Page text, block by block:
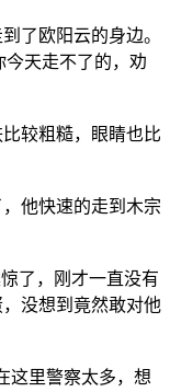
了欧阳云的身边。
今天走不了的，劝
较粗糙，眼睛也比
他快速的走到木宗
了，刚才一直没有
没想到竟然敢对他
这里警察太多，想